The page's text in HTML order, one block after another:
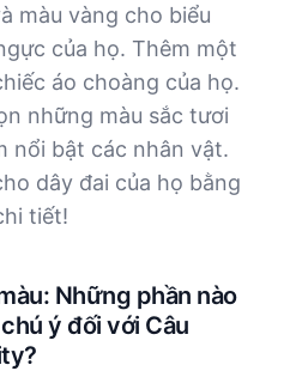
màu vàng cho biểu
của họ. Thêm một
áo choàng của họ.
những màu sắc tươi
nổi bật các nhân vật.
dây đai của họ bằng
tiết!
Những phần nào
ý đối với Câu